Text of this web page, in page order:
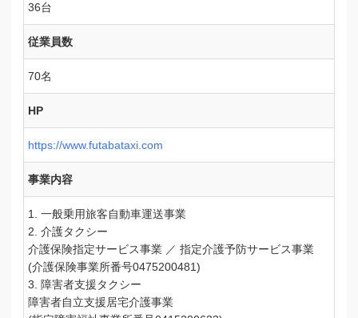
36台
従業員数
70名
HP
https://www.futabataxi.com
事業内容
1. 一般乗用旅客自動車運送事業
2. 介護タクシー
介護保険指定サービス事業 ／ 指定介護予防サービス事業
(介護保険事業所番号0475200481)
3. 障害者支援タクシー
障害者自立支援居宅介護事業